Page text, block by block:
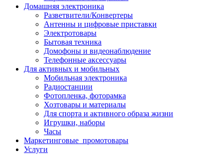
Домашняя электроника
Разветвители/Конвертеры
Антенны и цифровые приставки
Электротовары
Бытовая техника
Домофоны и видеонаблюдение
Телефонные аксессуары
Для активных и мобильных
Мобильная электроника
Радиостанции
Фотопленка, фоторамка
Хозтовары и материалы
Для спорта и активного образа жизни
Игрушки, наборы
Часы
Маркетинговые_промотовары
Услуги